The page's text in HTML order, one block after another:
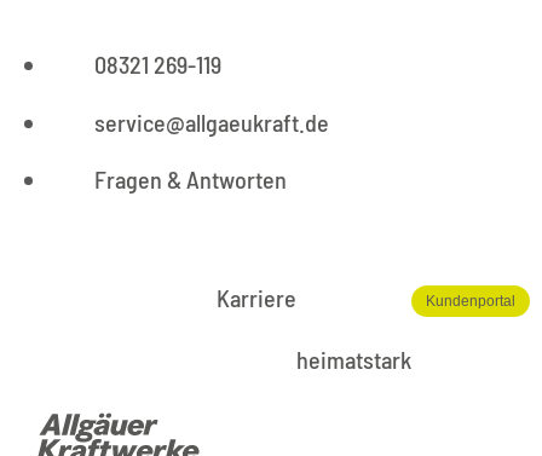
08321 269-119
service@allgaeukraft.de
Fragen & Antworten
Karriere
heimatstark
Kundenportal